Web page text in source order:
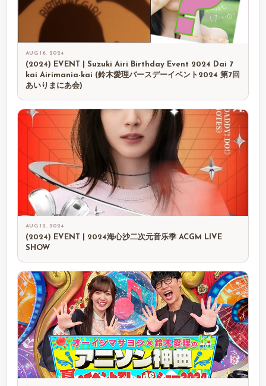
AUG 16, 2024
(2024) EVENT | Suzuki Airi Birthday Event 2024 Dai 7
kai Airimania-kai (鈴木愛理バースデーイベント2024 第7回
あいりまにあ会)
AUG 12, 2024
(2024) EVENT | 2024海心沙二次元音乐季 ACGM LIVE
SHOW